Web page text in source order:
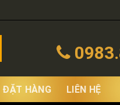
ĐẶT HÀNG LIÊN HỆ